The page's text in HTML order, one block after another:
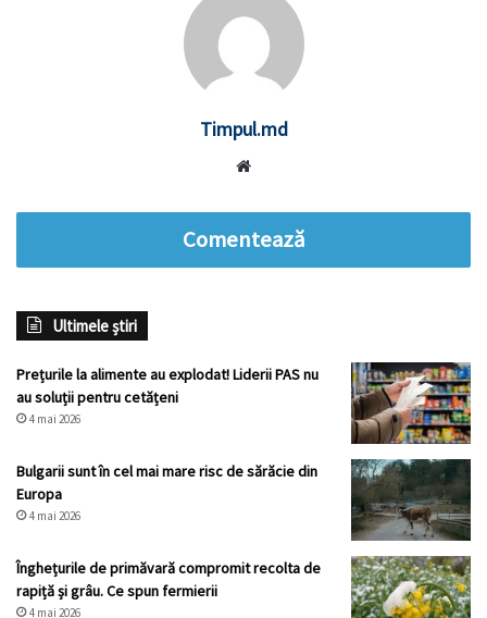
Timpul.md
Comentează
Ultimele știri
Prețurile la alimente au explodat! Liderii PAS nu
au soluții pentru cetățeni
4 mai 2026
Bulgarii sunt în cel mai mare risc de sărăcie din
Europa
4 mai 2026
Înghețurile de primăvară compromit recolta de
rapiță și grâu. Ce spun fermierii
4 mai 2026